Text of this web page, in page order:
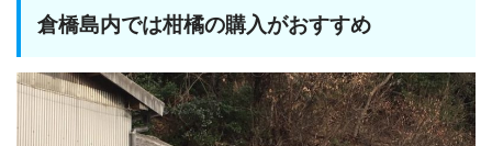
倉橋島内では柑橘の購入がおすすめ